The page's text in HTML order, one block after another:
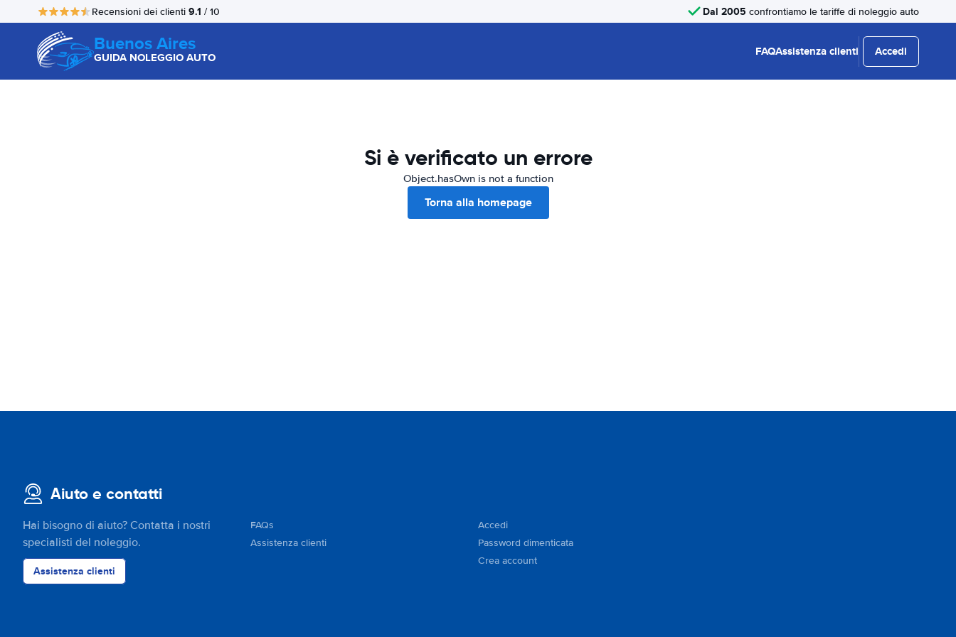
Recensioni dei clienti 9.1 / 10 Dal 2005 confrontiamo le tariffe di noleggio auto
Buenos Aires
GUIDA NOLEGGIO AUTO FAQAssistenza clienti Accedi
Si è verificato un errore
Object.hasOwn is not a function
Torna alla homepage
Aiuto e contatti
Hai bisogno di aiuto? Contatta i nostri
specialisti del noleggio.
Assistenza clienti
FAQs
Assistenza clienti
Accedi
Password dimenticata
Crea account